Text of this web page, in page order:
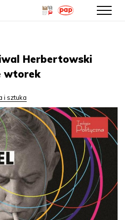
treściHerbertowski
wtorek
i sztuka